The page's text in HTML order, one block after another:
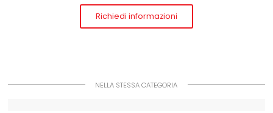
Richiedi informazioni
NELLA STESSA CATEGORIA